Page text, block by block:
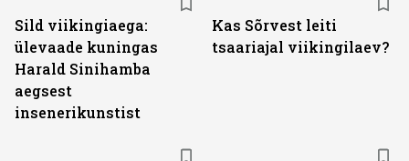
Sild viikingiaega:
ülevaade kuningas
Harald Sinihamba
aegsest
insenerikunstist
Kas Sõrvest leiti
tsaariajal viikingilaev?